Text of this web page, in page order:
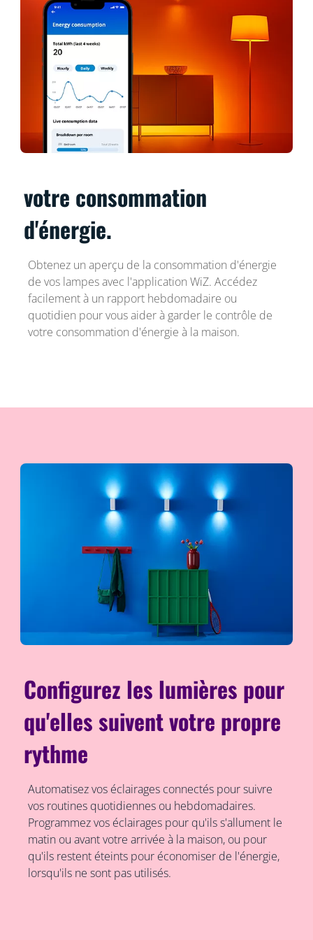
votre consommation
d'énergie.
Obtenez un aperçu de la consommation d'énergie
de vos lampes avec l'application WiZ. Accédez
facilement à un rapport hebdomadaire ou
quotidien pour vous aider à garder le contrôle de
votre consommation d'énergie à la maison.
Configurez les lumières pour
qu'elles suivent votre propre
rythme
Automatisez vos éclairages connectés pour suivre
vos routines quotidiennes ou hebdomadaires.
Programmez vos éclairages pour qu'ils s'allument le
matin ou avant votre arrivée à la maison, ou pour
qu'ils restent éteints pour économiser de l'énergie,
lorsqu'ils ne sont pas utilisés.